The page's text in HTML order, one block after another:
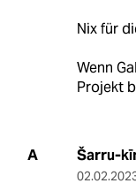
Nix für
Wenn
Projekt
A Šarru-